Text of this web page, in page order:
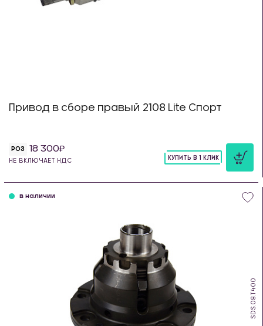
Привод в сборе правый 2108 Lite Спорт
РОЗ 18 300
НЕ ВКЛЮЧАЕТ НДС
КУПИТЬ В 1 КЛИК
SDS.08.T400
в наличии